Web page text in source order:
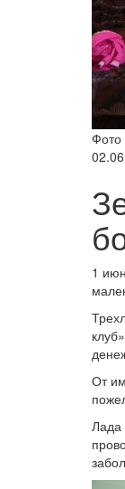
Фото
1
От
Лада